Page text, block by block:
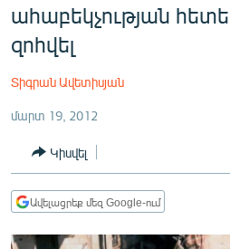
Անցնել
հիմնական
մենյուին
ՔԱՂԱՔԱԿԱՆ
ՏՆՏԵՍՈՒԹՅՈՒՆ
ՂԱՐԱԲԱՂ
ահաբեկչության
զոհվել
Տիգրան Ավետիսյան
մարտ 19, 2012
Կիսվել
Ավելացրեք մեզ Google-ում